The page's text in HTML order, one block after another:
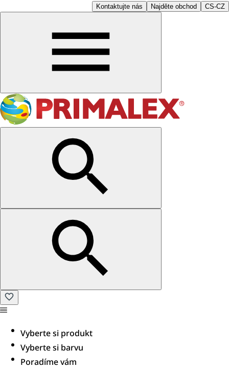
Kontaktujte nás Najděte obchod CS-CZ
Vyberte si produkt
Vyberte si barvu
Poradíme vám​